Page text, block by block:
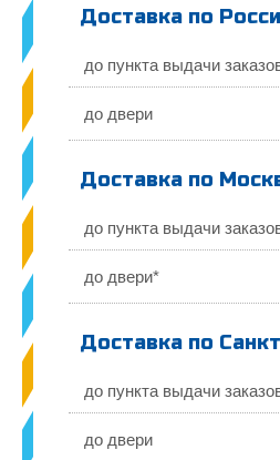
Доставка по
до пункта выдачи
до двери
Доставка по
до пункта выдачи
до двери*
Доставка по
до пункта выдачи
до двери